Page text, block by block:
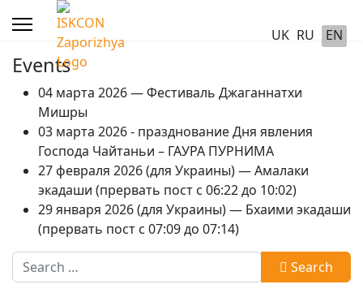
UK RU EN
Events
04 марта 2026 — Фестиваль Джаганнатхи
Мишры
03 марта 2026 - празднование Дня явления
Господа Чайтаньи – ГАУРА ПУРНИМА
27 февраля 2026 (для Украины) — Амалаки
экадаши (прервать пост с 06:22 до 10:02)
29 января 2026 (для Украины) — Бхаими экадаши
(прервать пост с 07:09 до 07:14)
Search
Search